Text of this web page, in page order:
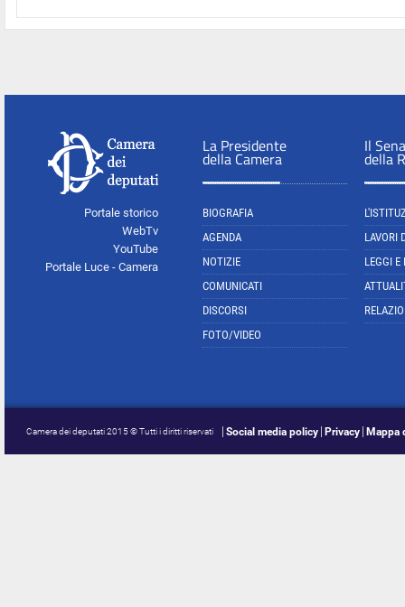
Portale storico
WebTv
YouTube
Portale Luce - Camera
La Presidente
della Camera
BIOGRAFIA
AGENDA
NOTIZIE
COMUNICATI
DISCORSI
FOTO/VIDEO
Il
della
LAVORI
LEGGI E
Camera dei deputati 2015 © Tutti i diritti riservati Social media policy Privacy Mappa